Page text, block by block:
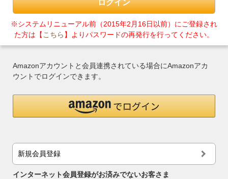
※システムリニューアル前（2015年2月16日以前）にご登録され
た方は【 こちら 】よりパスワードの再発行を行ってください。
Amazonアカウントと会員連携されている場合にAmazonアカ
ウントでログインできます。
新規会員登録
インターネット会員登録がお済みでないお客さま